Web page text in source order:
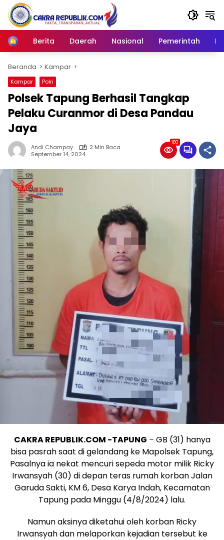
Langsung
konten
Home
Berita Daerah Nasional Pemerintah
Beranda Kampar
Kampar Polri
Polsek Tapung Berhasil Tangkap
Pelaku Curanmor di Desa Pandau
Jaya
Andi Champay
2 Min Baca
September 14, 2024
180
CAKRA REPUBLIK.COM -TAPUNG – GB (31) hanya
bisa pasrah saat di gelandang ke Mapolsek Tapung,
Pasalnya ia nekat mencuri sepeda motor milik Ricky
Irwansyah (30) di depan teras rumah korban Jalan
Garuda Sakti, KM 6, Desa Karya Indah, Kecamatan
Tapung pada Minggu (4/8/2024) lalu.
Namun aksinya diketahui oleh korban Ricky
Irwansyah dan melaporkan kejadian tersebut ke